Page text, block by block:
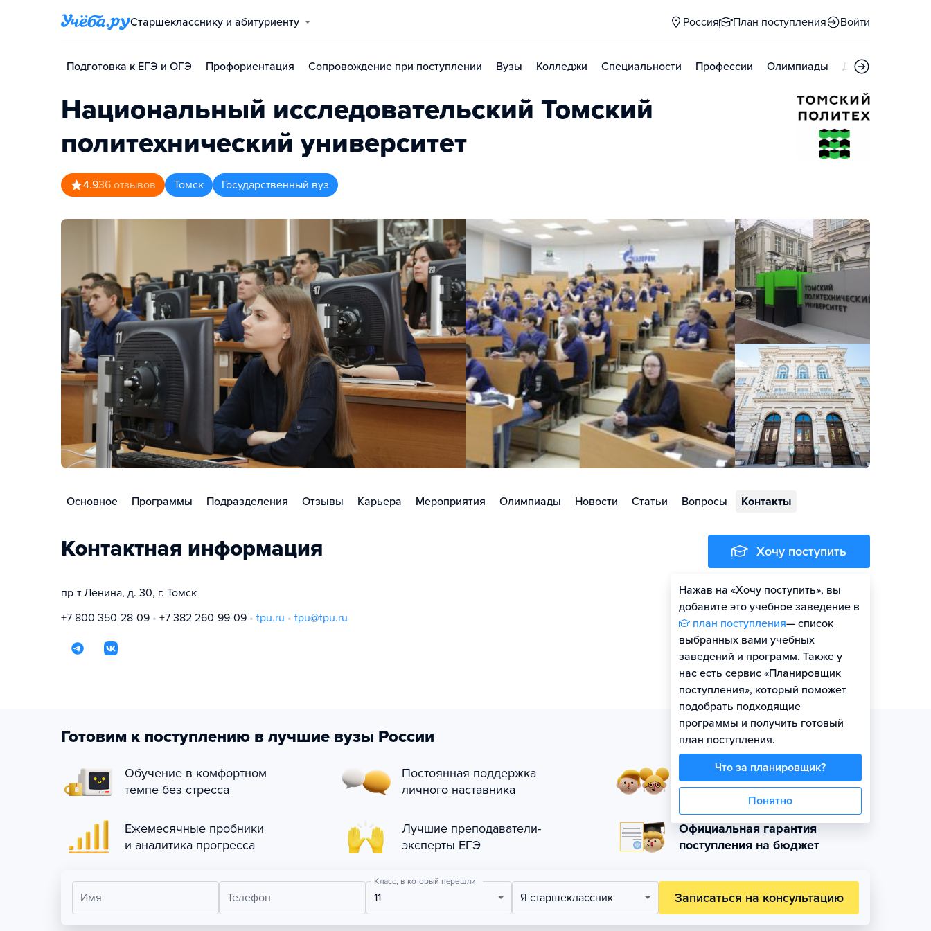
Старшекласснику и абитуриенту Россия План поступления Войти
Подготовка к ЕГЭ и ОГЭ Профориентация Сопровождение при поступлении Вузы Колледжи Специальности Профессии Олимпиады Дни открытых
Национальный исследовательский Томский
политехнический университет
4.936 отзывов Томск Государственный вуз
Основное Программы Подразделения Отзывы Карьера Мероприятия Олимпиады Новости Статьи Вопросы Контакты
Контактная информация
пр-т Ленина, д. 30, г. Томск
+7 800 350-28-09
+7 382 260-99-09 tpu.ru tpu@tpu.ru
Хочу поступить
Нажав на «Хочу поступить», вы
добавите это учебное заведение в
план поступления— список
выбранных вами учебных
заведений и программ. Также у
нас есть сервис «Планировщик
поступления», который поможет
подобрать подходящие
программы и получить готовый
план поступления.
Что за планировщик?
Понятно
Оценить шансы
Готовим к поступлению в лучшие вузы России
Обучение в комфортном
темпе без стресса
Постоянная поддержка
личного наставника
Занятия в небольших
группах по уровню
Ежемесячные пробники
и аналитика прогресса
Лучшие преподаватели-
эксперты ЕГЭ
Официальная гарантия
поступления на бюджет
Имя Телефон
Класс, в который перешли
11 Я старшеклассник Записаться на консультацию